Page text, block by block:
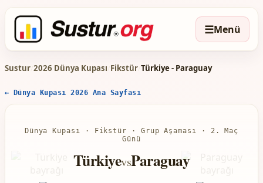
☰Menü
Sustur 2026 Dünya Kupası Fikstür Türkiye - Paraguay
← Dünya Kupası 2026 Ana Sayfası
Dünya Kupası · Fikstür · Grup Aşaması · 2. Maç
Günü
TürkiyevsParaguay